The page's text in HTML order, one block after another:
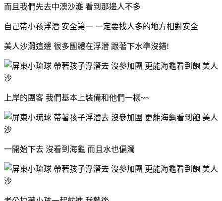
而且我們先去中澳沙灘 看到那邊人不多
自己帶小孩浮潛 安全第一 一定要找人多的地方相對安全
美人沙灘這邊 很多團體在浮潛 跟著下水準沒錯!
上岸的團客 我們基本上裝備和他們一樣~~
一開始下去 沒看到海龜 而且水也偏濁